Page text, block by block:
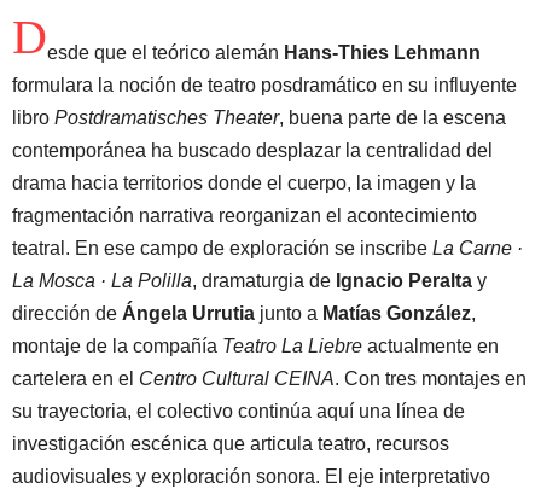
Desde que el teórico alemán Hans-Thies Lehmann
formulara la noción de teatro posdramático en su influyente
libro Postdramatisches Theater, buena parte de la escena
contemporánea ha buscado desplazar la centralidad del
drama hacia territorios donde el cuerpo, la imagen y la
fragmentación narrativa reorganizan el acontecimiento
teatral. En ese campo de exploración se inscribe La Carne ·
La Mosca · La Polilla, dramaturgia de Ignacio Peralta y
dirección de Ángela Urrutia junto a Matías González,
montaje de la compañía Teatro La Liebre actualmente en
cartelera en el Centro Cultural CEINA. Con tres montajes en
su trayectoria, el colectivo continúa aquí una línea de
investigación escénica que articula teatro, recursos
audiovisuales y exploración sonora. El eje interpretativo